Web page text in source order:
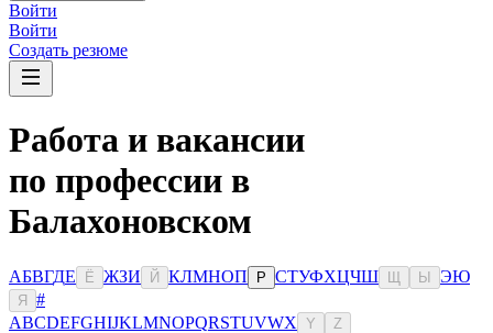
Войти
Войти
Создать резюме
Работа и вакансии
по профессии в
Балахоновском
АБВГДЕ Ё ЖЗИ Й КЛМНОП Р СТУФХЦЧШ Ы ЭЮ
Я
#
ABCDEFGHIJKLMNOPQRSTUVWX Y Z